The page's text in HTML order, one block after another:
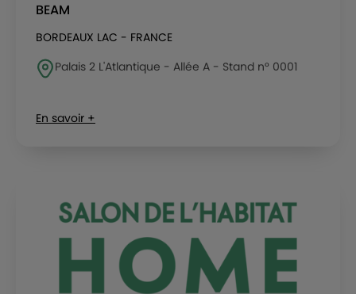
BEAM
BORDEAUX LAC - FRANCE
Palais 2 L'Atlantique - Allée A - Stand n° 0001
En savoir +